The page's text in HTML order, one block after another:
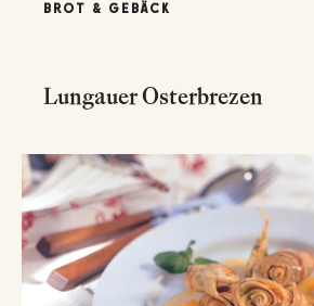
BROT & GEBÄCK
Lungauer Osterbrezen